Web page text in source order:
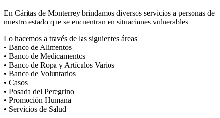
En Cáritas de Monterrey brindamos diversos servicios a personas de
nuestro estado que se encuentran en situaciones vulnerables.
Lo hacemos a través de las siguientes áreas:
• Banco de Alimentos
• Banco de Medicamentos
• Banco de Ropa y Artículos Varios
• Banco de Voluntarios
• Casos
• Posada del Peregrino
• Promoción Humana
• Servicios de Salud